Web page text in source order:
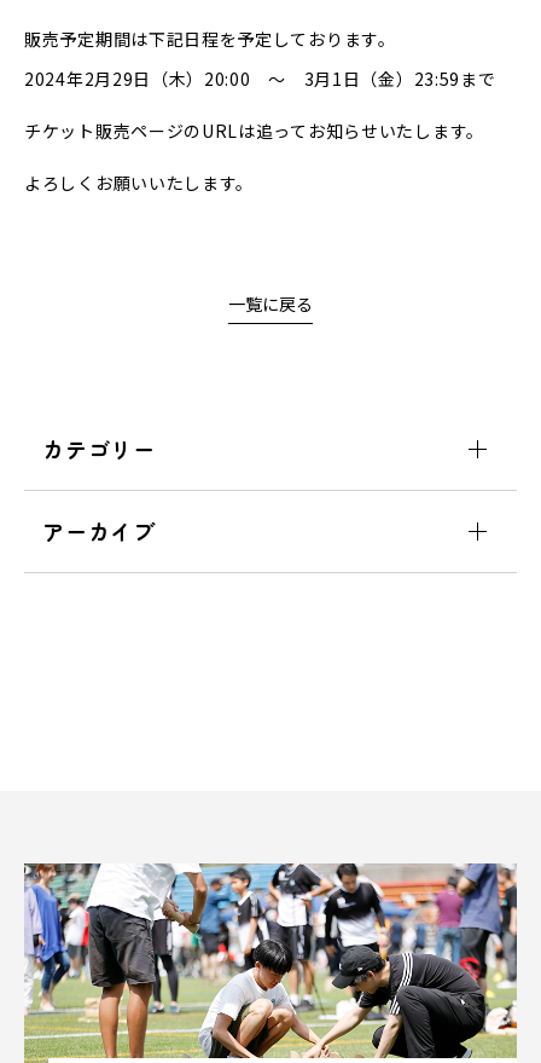
販売予定期間は下記日程を予定しております。
2024年2月29日（木）20:00 ～ 3月1日（金）23:59まで
チケット販売ページのURLは追ってお知らせいたします。
よろしくお願いいたします。
一覧に戻る
カテゴリー
アーカイブ